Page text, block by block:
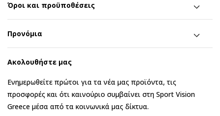
Όροι και προϋποθέσεις
Προνόμια
Ακολουθήστε μας
Ενημερωθείτε πρώτοι για τα νέα μας προϊόντα, τις
προσφορές και ότι καινούριο συμβαίνει στη Sport Vision
Greece μέσα από τα κοινωνικά μας δίκτυα.